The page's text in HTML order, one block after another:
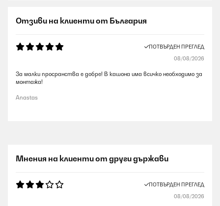
Отзиви на клиенти от България
ПОТВЪРДЕН ПРЕГЛЕД
08/08/2026
За малки просранства е добре! В кашона има всичко необходимо за
монтажа!
Anastas
Мнения на клиенти от други държави
ПОТВЪРДЕН ПРЕГЛЕД
08/08/2026